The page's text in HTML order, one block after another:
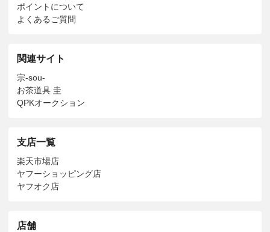
ポイントについて
よくあるご質問
関連サイト
宗-sou-
お茶道具 圭
QPKオークション
支店一覧
楽天市場店
ヤフーショッピング店
ヤフオク店
店舗